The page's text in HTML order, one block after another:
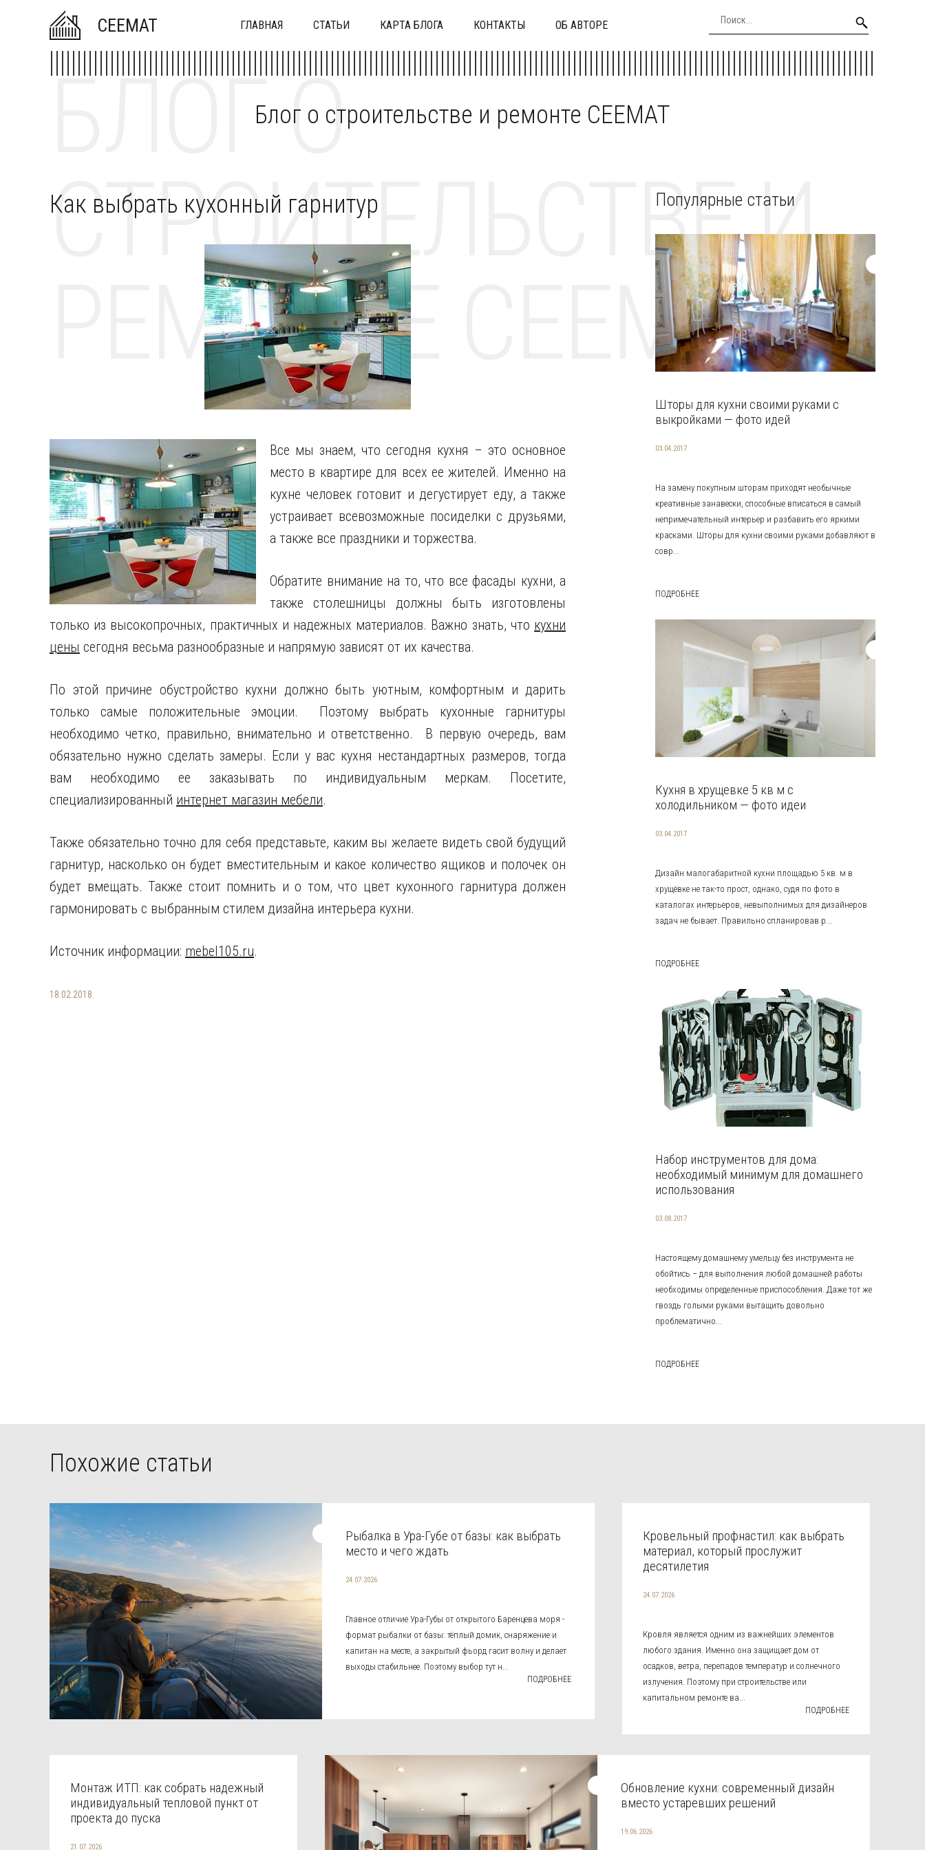
CEEMAT ГЛАВНАЯ СТАТЬИ КАРТА БЛОГА КОНТАКТЫ ОБ АВТОРЕ
Блог о строительстве и ремонте CEEMAT
БЛОГ О
СТРОИТЕЛЬСТВЕ И
РЕМОНТЕ CEEMAT
Как выбрать кухонный гарнитур
Все мы знаем, что сегодня кухня – это основное
место в квартире для всех ее жителей. Именно на
кухне человек готовит и дегустирует еду, а также
устраивает всевозможные посиделки с друзьями,
а также все праздники и торжества.
Обратите внимание на то, что все фасады кухни, а
также столешницы должны быть изготовлены
только из высокопрочных, практичных и надежных материалов. Важно знать, что кухни
цены сегодня весьма разнообразные и напрямую зависят от их качества.
По этой причине обустройство кухни должно быть уютным, комфортным и дарить
только самые положительные эмоции. Поэтому выбрать кухонные гарнитуры
необходимо четко, правильно, внимательно и ответственно. В первую очередь, вам
обязательно нужно сделать замеры. Если у вас кухня нестандартных размеров, тогда
вам необходимо ее заказывать по индивидуальным меркам. Посетите,
специализированный интернет магазин мебели.
Также обязательно точно для себя представьте, каким вы желаете видеть свой будущий
гарнитур, насколько он будет вместительным и какое количество ящиков и полочек он
будет вмещать. Также стоит помнить и о том, что цвет кухонного гарнитура должен
гармонировать с выбранным стилем дизайна интерьера кухни.
Источник информации: mebel105.ru.
18.02.2018
Популярные статьи
Шторы для кухни своими руками с
выкройками — фото идей
03.04.2017
На замену покупным шторам приходят необычные
креативные занавески, способные вписаться в самый
непримечательный интерьер и разбавить его яркими
красками. Шторы для кухни своими руками добавляют в
совр...
ПОДРОБНЕЕ
Кухня в хрущевке 5 кв м с
холодильником — фото идеи
03.04.2017
Дизайн малогабаритной кухни площадью 5 кв. м в
хрущёвке не так-то прост, однако, судя по фото в
каталогах интерьеров, невыполнимых для дизайнеров
задач не бывает. Правильно спланировав р...
ПОДРОБНЕЕ
Набор инструментов для дома:
необходимый минимум для домашнего
использования
03.08.2017
Настоящему домашнему умельцу без инструмента не
обойтись – для выполнения любой домашней работы
необходимы определенные приспособления. Даже тот же
гвоздь голыми руками вытащить довольно
проблематично...
ПОДРОБНЕЕ
Похожие статьи
Рыбалка в Ура-Губе от базы: как выбрать
место и чего ждать
24.07.2026
Главное отличие Ура-Губы от открытого Баренцева моря -
формат рыбалки от базы: тёплый домик, снаряжение и
капитан на месте, а закрытый фьорд гасит волну и делает
выходы стабильнее. Поэтому выбор тут н...
ПОДРОБНЕЕ
Кровельный профнастил: как выбрать
материал, который прослужит
десятилетия
24.07.2026
Кровля является одним из важнейших элементов
любого здания. Именно она защищает дом от
осадков, ветра, перепадов температур и солнечного
излучения. Поэтому при строительстве или
капитальном ремонте ва...
ПОДРОБНЕЕ
Монтаж ИТП: как собрать надежный
индивидуальный тепловой пункт от
проекта до пуска
21.07.2026
Обновление кухни: современный дизайн
вместо устаревших решений
19.06.2026